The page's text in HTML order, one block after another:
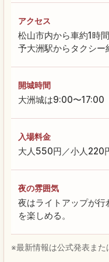
アクセス
松山市内から車約1時
予大洲駅からタクシー
開城時間
大洲城は9:00〜17:00
入場料金
大人550円／小人220
夜の雰囲気
夜はライトアップが
を楽しめる。
※最新情報は公式発表また